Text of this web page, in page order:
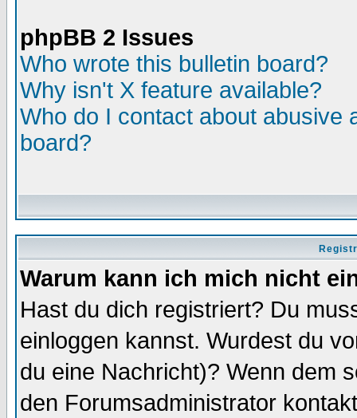
phpBB 2 Issues
Who wrote this bulletin board?
Why isn't X feature available?
Who do I contact about abusive
board?
Warum kann ich mich nicht
Hast du dich registriert? Du
einloggen kannst. Wurdest du
du eine Nachricht)? Wenn dem
den Forumsadministrator